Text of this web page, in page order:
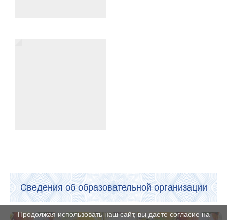
Сведения об образовательной организации
Продолжая использовать наш сайт, вы даете согласие на